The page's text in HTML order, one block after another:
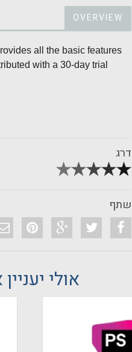
OVERVIEW
all the basic features
with a 30-day trial
דרג
שתף
אולי